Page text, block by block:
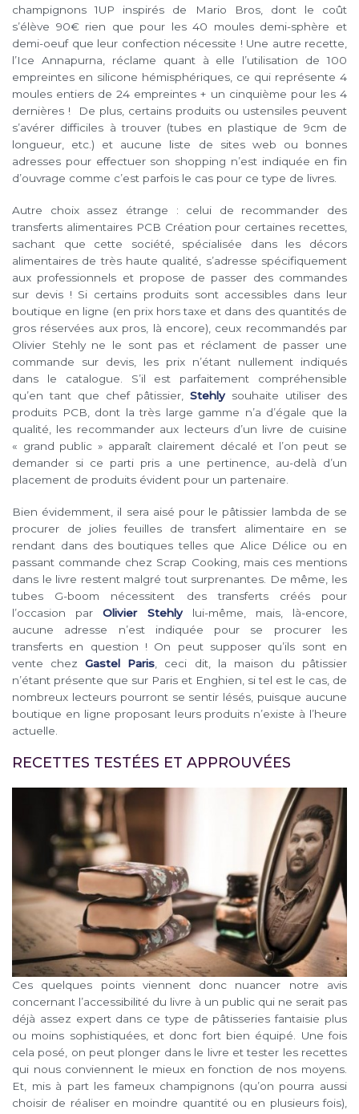
champignons 1UP inspirés de Mario Bros, dont le coût
s’élève 90€ rien que pour les 40 moules demi-sphère et
demi-oeuf que leur confection nécessite ! Une autre recette,
l’Ice Annapurna, réclame quant à elle l’utilisation de 100
empreintes en silicone hémisphériques, ce qui représente 4
moules entiers de 24 empreintes + un cinquième pour les 4
dernières ! De plus, certains produits ou ustensiles peuvent
s’avérer difficiles à trouver (tubes en plastique de 9cm de
longueur, etc.) et aucune liste de sites web ou bonnes
adresses pour effectuer son shopping n’est indiquée en fin
d’ouvrage comme c’est parfois le cas pour ce type de livres.
Autre choix assez étrange : celui de recommander des
transferts alimentaires PCB Création pour certaines recettes,
sachant que cette société, spécialisée dans les décors
alimentaires de très haute qualité, s’adresse spécifiquement
aux professionnels et propose de passer des commandes
sur devis ! Si certains produits sont accessibles dans leur
boutique en ligne (en prix hors taxe et dans des quantités de
gros réservées aux pros, là encore), ceux recommandés par
Olivier Stehly ne le sont pas et réclament de passer une
commande sur devis, les prix n’étant nullement indiqués
dans le catalogue. S’il est parfaitement compréhensible
qu’en tant que chef pâtissier, Stehlysouhaite utiliser des
produits PCB, dont la très large gamme n’a d’égale que la
qualité, les recommander aux lecteurs d’un livre de cuisine
« grand public » apparaît clairement décalé et l’on peut se
demander si ce parti pris a une pertinence, au-delà d’un
placement de produits évident pour un partenaire.
Bien évidemment, il sera aisé pour le pâtissier lambda de se
procurer de jolies feuilles de transfert alimentaire en se
rendant dans des boutiques telles que Alice Délice ou en
passant commande chez Scrap Cooking, mais ces mentions
dans le livre restent malgré tout surprenantes. De même, les
tubes G-boom nécessitent des transferts créés pour
l’occasion parOlivier Stehlylui-même, mais, là-encore,
aucune adresse n’est indiquée pour se procurer les
transferts en question ! On peut supposer qu’ils sont en
vente chezGastel Paris , ceci dit, la maison du pâtissier
n’étant présente que sur Paris et Enghien, si tel est le cas, de
nombreux lecteurs pourront se sentir lésés, puisque aucune
boutique en ligne proposant leurs produits n’existe à l’heure
actuelle.
RECETTES TESTÉES ET APPROUVÉES
Ces quelques points viennent donc nuancer notre avis
concernant l’accessibilité du livre à un public qui ne serait pas
déjà assez expert dans ce type de pâtisseries fantaisie plus
ou moins sophistiquées, et donc fort bien équipé. Une fois
cela posé, on peut plonger dans le livre et tester les recettes
qui nous conviennent le mieux en fonction de nos moyens.
Et, mis à part les fameux champignons (qu’on pourra aussi
choisir de réaliser en moindre quantité ou en plusieurs fois),